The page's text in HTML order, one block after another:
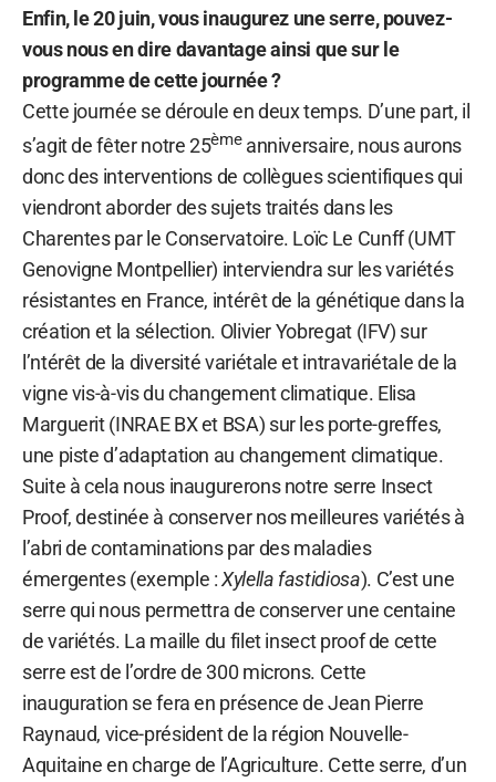
Enfin, le 20 juin, vous inaugurez une serre, pouvez-
vous nous en dire davantage ainsi que sur le
programme de cette journée ?
Cette journée se déroule en deux temps. D’une part, il
s’agit de fêter notre 25èmeanniversaire, nous aurons
donc des interventions de collègues scientifiques qui
viendront aborder des sujets traités dans les
Charentes par le Conservatoire. Loïc Le Cunff (UMT
Genovigne Montpellier) interviendra sur les variétés
résistantes en France, intérêt de la génétique dans la
création et la sélection. Olivier Yobregat (IFV) sur
l’ntérêt de la diversité variétale et intravariétale de la
vigne vis-à-vis du changement climatique. Elisa
Marguerit (INRAE BX et BSA) sur les porte-greffes,
une piste d’adaptation au changement climatique.
Suite à cela nous inaugurerons notre serre Insect
Proof, destinée à conserver nos meilleures variétés à
l’abri de contaminations par des maladies
émergentes (exemple :Xylella fastidiosa). C’est une
serre qui nous permettra de conserver une centaine
de variétés. La maille du filet insect proof de cette
serre est de l’ordre de 300 microns. Cette
inauguration se fera en présence de Jean Pierre
Raynaud, vice-président de la région Nouvelle-
Aquitaine en charge de l’Agriculture. Cette serre, d’un